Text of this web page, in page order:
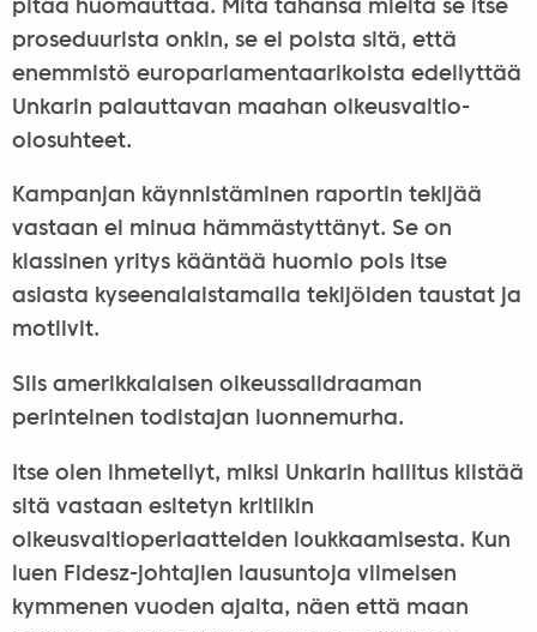
pitää huomauttaa. Mitä tahansa mieltä se itse
proseduurista onkin, se ei poista sitä, että
enemmistö europarlamentaarikoista edellyttää
Unkarin palauttavan maahan oikeusvaltio-
olosuhteet.
Kampanjan käynnistäminen raportin tekijää
vastaan ei minua hämmästyttänyt. Se on
klassinen yritys kääntää huomio pois itse
asiasta kyseenalaistamalla tekijöiden taustat ja
motiivit.
Siis amerikkalaisen oikeussalidraaman
perinteinen todistajan luonnemurha.
Itse olen ihmetellyt, miksi Unkarin hallitus kiistää
sitä vastaan esitetyn kritiikin
oikeusvaltioperiaatteiden loukkaamisesta. Kun
luen Fidesz-johtajien lausuntoja viimeisen
kymmenen vuoden ajalta, näen että maan